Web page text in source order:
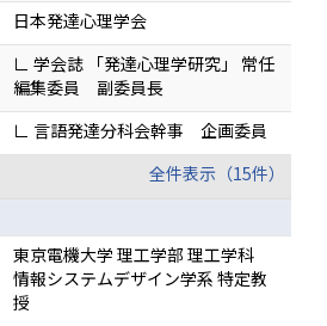
日本発達心理学会
∟ 学会誌 「発達心理学研究」 常任
編集委員 副委員長
∟ 言語発達分科会幹事 企画委員
全件表示（15件）
東京電機大学 理工学部 理工学科
情報システムデザイン学系 特定教
授